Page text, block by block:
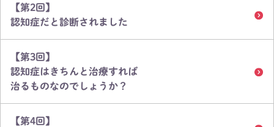
【第2回】
認知症だと診断されました
【第3回】
認知症はきちんと治療すれば
治るものなのでしょうか？
【第4回】